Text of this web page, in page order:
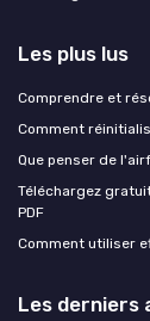
Les plus lus
Comprendre et
Comment
Que penser de
Téléchargez
PDF
Comment utiliser
Les derniers